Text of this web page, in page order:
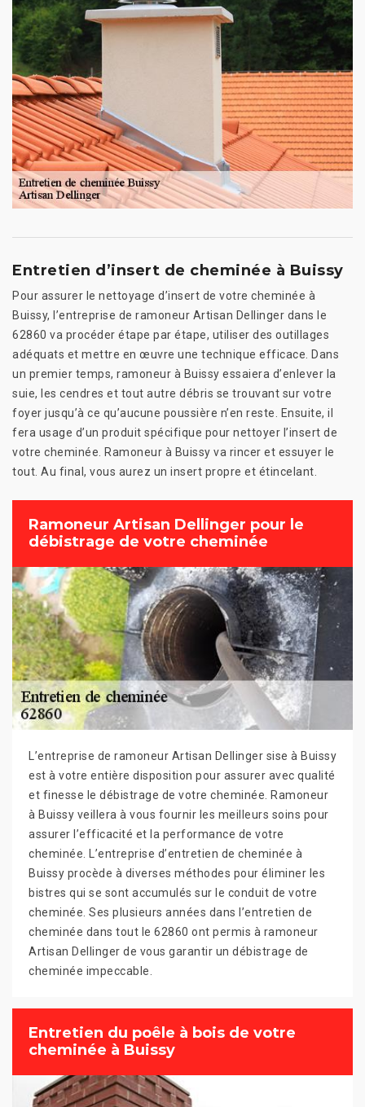
Entretien d’insert de cheminée à Buissy
Pour assurer le nettoyage d’insert de votre cheminée à
Buissy, l’entreprise de ramoneur Artisan Dellinger dans le
62860 va procéder étape par étape, utiliser des outillages
adéquats et mettre en œuvre une technique efficace. Dans
un premier temps, ramoneur à Buissy essaiera d’enlever la
suie, les cendres et tout autre débris se trouvant sur votre
foyer jusqu’à ce qu’aucune poussière n’en reste. Ensuite, il
fera usage d’un produit spécifique pour nettoyer l’insert de
votre cheminée. Ramoneur à Buissy va rincer et essuyer le
tout. Au final, vous aurez un insert propre et étincelant.
Ramoneur Artisan Dellinger pour le
débistrage de votre cheminée
L’entreprise de ramoneur Artisan Dellinger sise à Buissy
est à votre entière disposition pour assurer avec qualité
et finesse le débistrage de votre cheminée. Ramoneur
à Buissy veillera à vous fournir les meilleurs soins pour
assurer l’efficacité et la performance de votre
cheminée. L’entreprise d’entretien de cheminée à
Buissy procède à diverses méthodes pour éliminer les
bistres qui se sont accumulés sur le conduit de votre
cheminée. Ses plusieurs années dans l’entretien de
cheminée dans tout le 62860 ont permis à ramoneur
Artisan Dellinger de vous garantir un débistrage de
cheminée impeccable.
Entretien du poêle à bois de votre
cheminée à Buissy